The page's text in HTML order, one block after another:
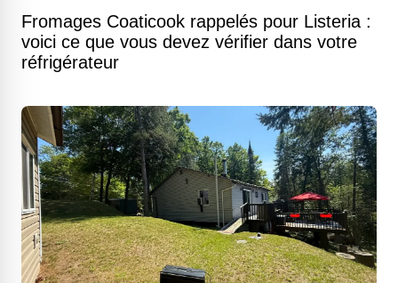
Fromages Coaticook rappelés pour Listeria :
voici ce que vous devez vérifier dans votre
réfrigérateur